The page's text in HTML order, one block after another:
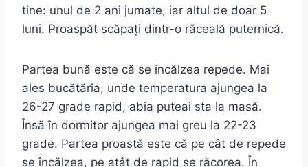
tine: unul de 2 ani jumate, iar altul de doar 5
luni. Proaspăt scăpați dintr-o răceală puternică.
Partea bună este că se încălzea repede. Mai
ales bucătăria, unde temperatura ajungea la
26-27 grade rapid, abia puteai sta la masă.
Însă în dormitor ajungea mai greu la 22-23
grade. Partea proastă este că pe cât de repede
se încălzea, pe atât de rapid se răcorea. În